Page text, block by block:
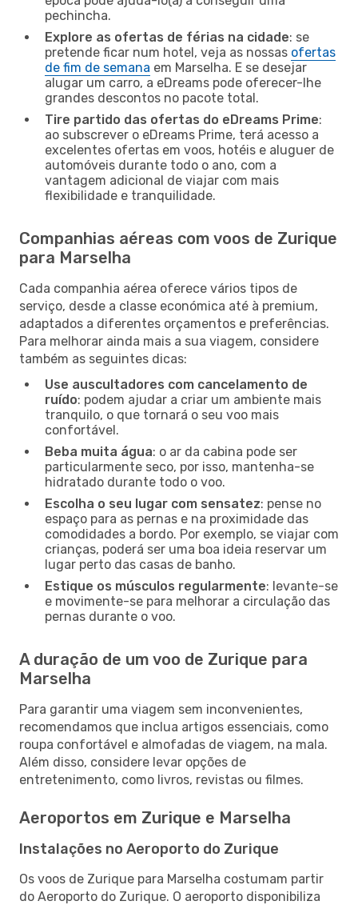
pechincha.
Explore as ofertas de férias na cidade: se
pretende ficar num hotel, veja as nossas ofertas
de fim de semana em Marselha. E se desejar
alugar um carro, a eDreams pode oferecer-lhe
grandes descontos no pacote total.
Tire partido das ofertas do eDreams Prime:
ao subscrever o eDreams Prime, terá acesso a
excelentes ofertas em voos, hotéis e aluguer de
automóveis durante todo o ano, com a
vantagem adicional de viajar com mais
flexibilidade e tranquilidade.
Companhias aéreas com voos de Zurique
para Marselha
Cada companhia aérea oferece vários tipos de
serviço, desde a classe económica até à premium,
adaptados a diferentes orçamentos e preferências.
Para melhorar ainda mais a sua viagem, considere
também as seguintes dicas:
Use auscultadores com cancelamento de
ruído: podem ajudar a criar um ambiente mais
tranquilo, o que tornará o seu voo mais
confortável.
Beba muita água: o ar da cabina pode ser
particularmente seco, por isso, mantenha-se
hidratado durante todo o voo.
Escolha o seu lugar com sensatez: pense no
espaço para as pernas e na proximidade das
comodidades a bordo. Por exemplo, se viajar com
crianças, poderá ser uma boa ideia reservar um
lugar perto das casas de banho.
Estique os músculos regularmente: levante-se
e movimente-se para melhorar a circulação das
pernas durante o voo.
A duração de um voo de Zurique para
Marselha
Para garantir uma viagem sem inconvenientes,
recomendamos que inclua artigos essenciais, como
roupa confortável e almofadas de viagem, na mala.
Além disso, considere levar opções de
entretenimento, como livros, revistas ou filmes.
Aeroportos em Zurique e Marselha
Instalações no Aeroporto do Zurique
Os voos de Zurique para Marselha costumam partir
do Aeroporto do Zurique. O aeroporto disponibiliza